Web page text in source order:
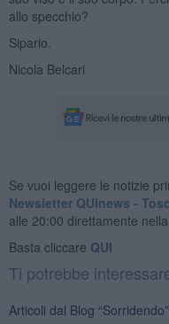
allo specchio?
Sipario.
Nicola Belcari
Se vuoi leggere le notizie
Newsletter QUInews -
alle 20:00 direttamente
Basta cliccare QUI
Ti potrebbe
Articoli dal Blog